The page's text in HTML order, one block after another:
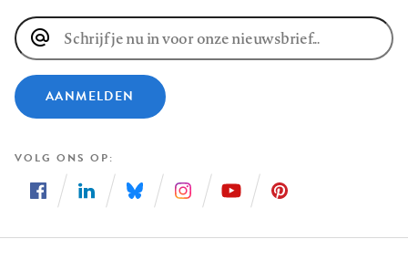
E-
mailadres
AANMELDEN
VOLG ONS OP
ons
ons
ons
ons
ons
ons